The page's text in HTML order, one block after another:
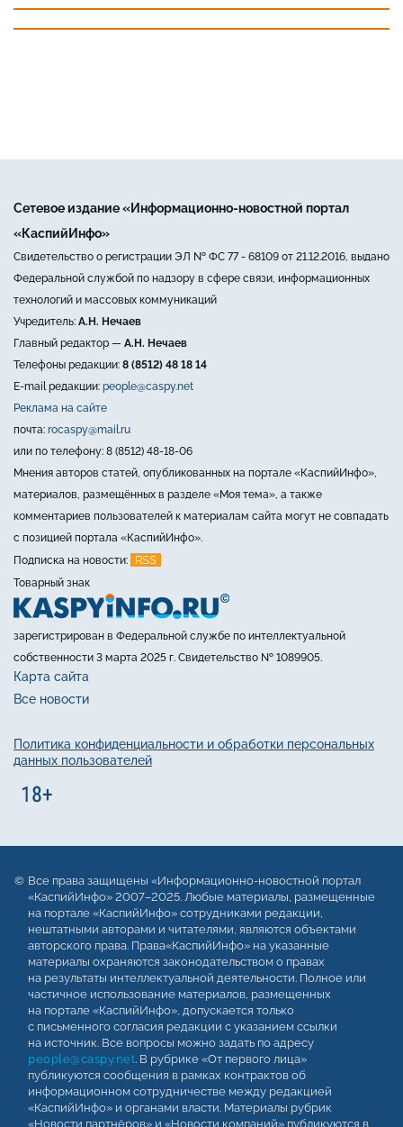
Сетевое издание «Информационно-новостной портал
«КаспийИнфо»
Свидетельство о регистрации ЭЛ № ФС 77 - 68109 от 21.12.2016, выдано
Федеральной службой по надзору в сфере связи, информационных
технологий и массовых коммуникаций
Учредитель: А.Н. Нечаев
Главный редактор — А.Н. Нечаев
Телефоны редакции: 8 (8512) 48 18 14
E-mail редакции: people@caspy.net
Реклама на сайте
почта: rocaspy@mail.ru
или по телефону: 8 (8512) 48-18-06
Мнения авторов статей, опубликованных на портале «КаспийИнфо»,
материалов, размещённых в разделе «Моя тема», а также
комментариев пользователей к материалам сайта могут не совпадать
с позицией портала «КаспийИнфо».
Подписка на новости:
RSS
Товарный знак
зарегистрирован в Федеральной службе по интеллектуальной
собственности 3 марта 2025 г. Свидетельство № 1089905.
Карта сайта
Все новости
Политика конфиденциальности и обработки персональных
данных пользователей
Все права защищены «Информационно-новостной портал
«КаспийИнфо» 2007–2025. Любые материалы, размещенные
на портале «КаспийИнфо» сотрудниками редакции,
нештатными авторами и читателями, являются объектами
авторского права. Права«КаспийИнфо» на указанные
материалы охраняются законодательством о правах
на результаты интеллектуальной деятельности. Полное или
частичное использование материалов, размещенных
на портале «КаспийИнфо», допускается только
с письменного согласия редакции с указанием ссылки
на источник. Все вопросы можно задать по адресу
people@caspy.net. В рубрике «От первого лица»
публикуются сообщения в рамках контрактов об
информационном сотрудничестве между редакцией
«КаспийИнфо» и органами власти. Материалы рубрик
«Новости партнёров» и «Новости компаний» публикуются в